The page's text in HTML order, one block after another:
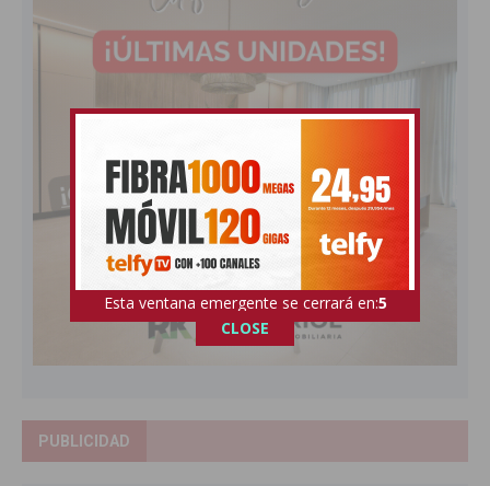
PUBLICIDAD
Esta ventana emergente se cerrará en:4
CLOSE